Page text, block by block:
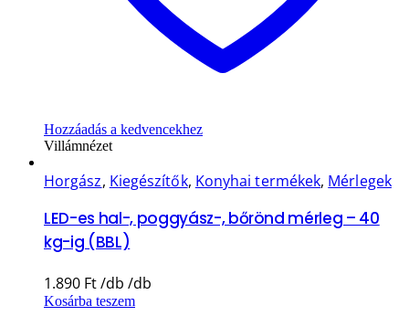
Hozzáadás a kedvencekhez
Villámnézet
Horgász, Kiegészítők, Konyhai termékek, Mérlegek
LED-es hal-, poggyász-, bőrönd mérleg – 40
kg-ig (BBL)
1.890 Ft
Kosárba teszem